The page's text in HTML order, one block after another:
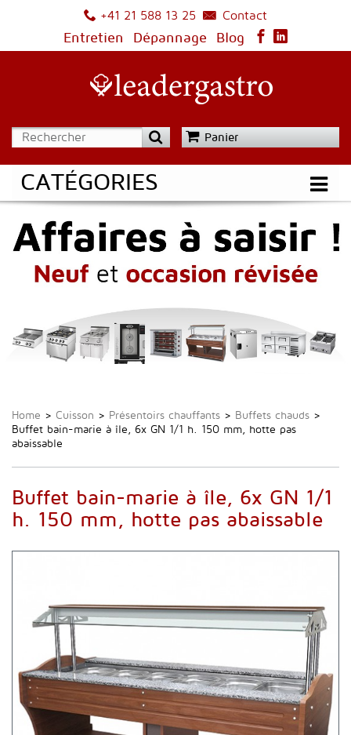
+41 21 588 13 25
Contact
Entretien
Dépannage Blog
Panier
CATÉGORIES
Home > Cuisson > Présentoirs chauffants > Buffets chauds >
Buffet bain-marie à île, 6x GN 1/1 h. 150 mm, hotte pas
abaissable
Buffet bain-marie à île, 6x GN 1/1
h. 150 mm, hotte pas abaissable